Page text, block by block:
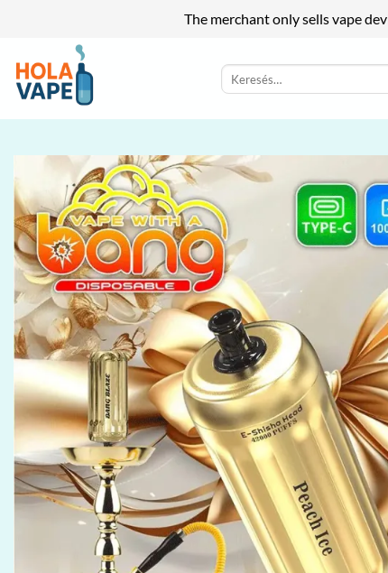
The merchant only sells vape
content
Keresés
a